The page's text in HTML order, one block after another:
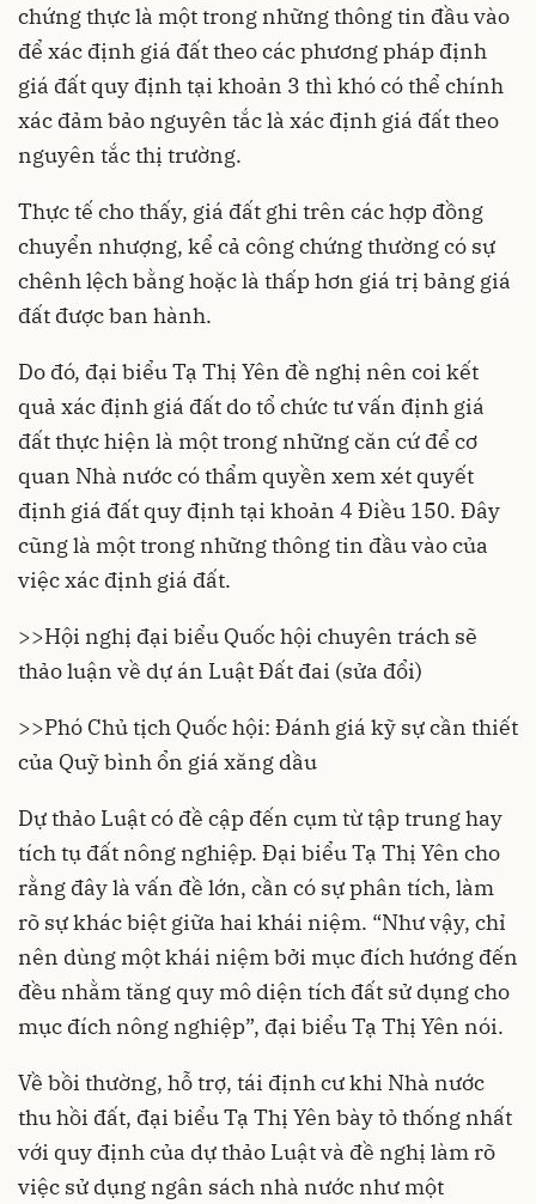
chứng thực là một trong những thông tin đầu vào
để xác định giá đất theo các phương pháp định
giá đất quy định tại khoản 3 thì khó có thể chính
xác đảm bảo nguyên tắc là xác định giá đất theo
nguyên tắc thị trường.
Thực tế cho thấy, giá đất ghi trên các hợp đồng
chuyển nhượng, kể cả công chứng thường có sự
chênh lệch bằng hoặc là thấp hơn giá trị bảng giá
đất được ban hành.
Do đó, đại biểu Tạ Thị Yên đề nghị nên coi kết
quả xác định giá đất do tổ chức tư vấn định giá
đất thực hiện là một trong những căn cứ để cơ
quan Nhà nước có thẩm quyền xem xét quyết
định giá đất quy định tại khoản 4 Điều 150. Đây
cũng là một trong những thông tin đầu vào của
việc xác định giá đất.
>>Hội nghị đại biểu Quốc hội chuyên trách sẽ
thảo luận về dự án Luật Đất đai (sửa đổi)
>>Phó Chủ tịch Quốc hội: Đánh giá kỹ sự cần thiết
của Quỹ bình ổn giá xăng dầu
Dự thảo Luật có đề cập đến cụm từ tập trung hay
tích tụ đất nông nghiệp. Đại biểu Tạ Thị Yên cho
rằng đây là vấn đề lớn, cần có sự phân tích, làm
rõ sự khác biệt giữa hai khái niệm. “Như vậy, chỉ
nên dùng một khái niệm bởi mục đích hướng đến
đều nhằm tăng quy mô diện tích đất sử dụng cho
mục đích nông nghiệp”, đại biểu Tạ Thị Yên nói.
Về bồi thường, hỗ trợ, tái định cư khi Nhà nước
thu hồi đất, đại biểu Tạ Thị Yên bày tỏ thống nhất
với quy định của dự thảo Luật và đề nghị làm rõ
việc sử dụng ngân sách nhà nước như một